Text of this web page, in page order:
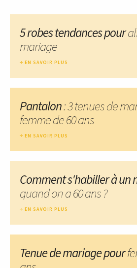
5 robes tendances pour
mariage
EN SAVOIR PLUS
Pantalon: 3 tenues de
femme de 60 ans
EN SAVOIR PLUS
Comment s'habiller à un
quand on a 60 ans ?
EN SAVOIR PLUS
Tenue de mariage pour